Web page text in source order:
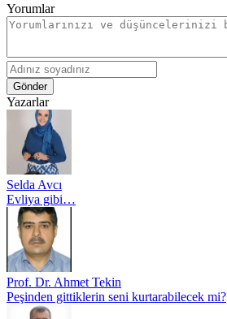
Yorumlar
Gönder
Yazarlar
Selda Avcı
Evliya gibi…
Prof. Dr. Ahmet Tekin
Peşinden gittiklerin seni kurtarabilecek mi?